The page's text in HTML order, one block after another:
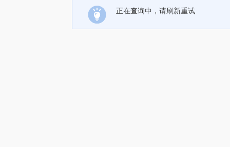
正在查询中，请刷新重试